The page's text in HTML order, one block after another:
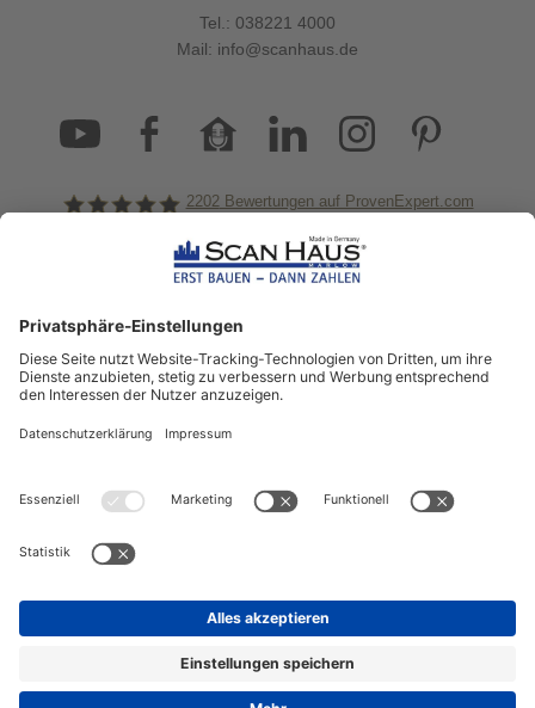
Tel.: 038221 4000
Mail: info@scanhaus.de
ScanHaus Marlow
2202 Bewertungen auf ProvenExpert.com
informiert!
Aktuelle News rund um ScanHaus &
das Thema Hausbau
Sofort informiert über neue Artikel
ZUM NEWSLETTER ANMELDEN